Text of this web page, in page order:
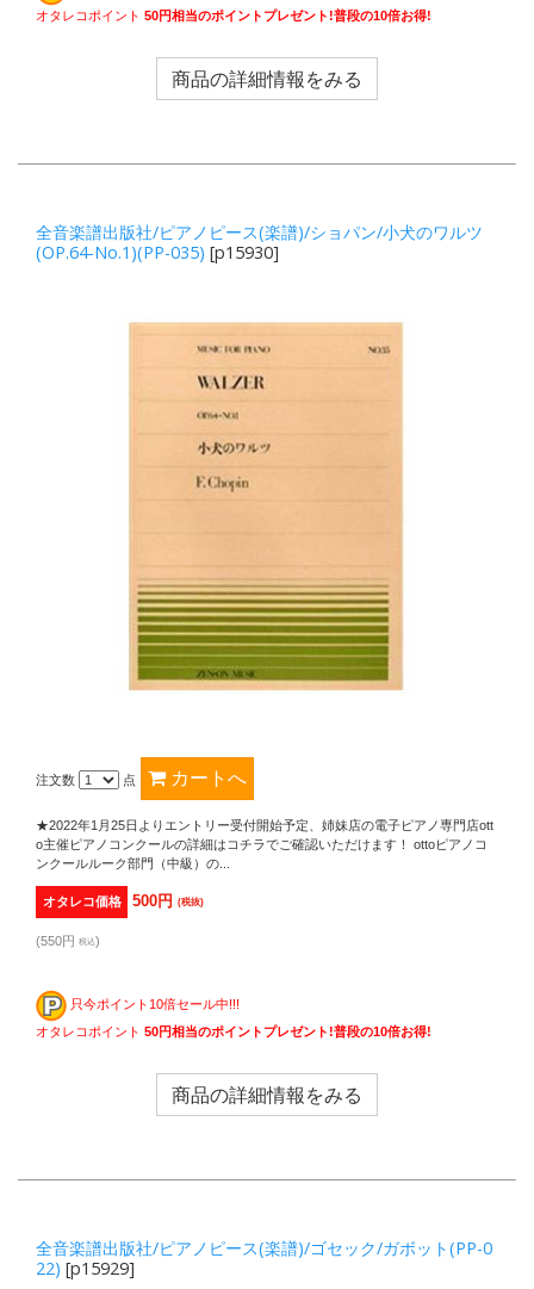
オタレコポイント 50円相当のポイントプレゼント!普段の10倍お得!
商品の詳細情報をみる
全音楽譜出版社/ピアノピース(楽譜)/ショパン/小犬のワルツ
(OP.64-No.1)(PP-035) [p15930]
注文数 点
★2022年1月25日よりエントリー受付開始予定、姉妹店の電子ピアノ専門店ott
o主催ピアノコンクールの詳細はコチラでご確認いただけます！ ottoピアノコ
ンクールルーク部門（中級）の...
オタレコ価格 500円(税抜)
(550円 税込)
只今ポイント10倍セール中!!!
オタレコポイント 50円相当のポイントプレゼント!普段の10倍お得!
商品の詳細情報をみる
全音楽譜出版社/ピアノピース(楽譜)/ゴセック/ガボット(PP-0
22) [p15929]